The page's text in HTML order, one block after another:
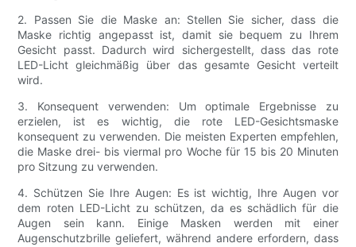
2. Passen Sie die Maske an: Stellen Sie sicher, dass die
Maske richtig angepasst ist, damit sie bequem zu Ihrem
Gesicht passt. Dadurch wird sichergestellt, dass das rote
LED-Licht gleichmäßig über das gesamte Gesicht verteilt
wird.
3. Konsequent verwenden: Um optimale Ergebnisse zu
erzielen, ist es wichtig, die rote LED-Gesichtsmaske
konsequent zu verwenden. Die meisten Experten empfehlen,
die Maske drei- bis viermal pro Woche für 15 bis 20 Minuten
pro Sitzung zu verwenden.
4. Schützen Sie Ihre Augen: Es ist wichtig, Ihre Augen vor
dem roten LED-Licht zu schützen, da es schädlich für die
Augen sein kann. Einige Masken werden mit einer
Augenschutzbrille geliefert, während andere erfordern, dass